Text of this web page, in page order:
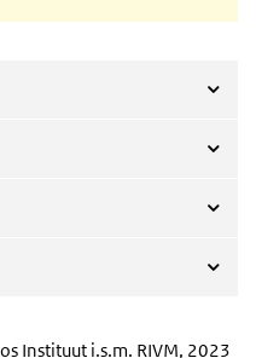
Instituut i.s.m. RIVM, 2023